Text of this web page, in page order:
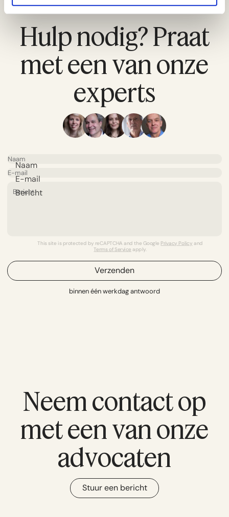
Hulp nodig? Praat
met een van onze
experts
Naam
E-mail
Bericht
This site is protected by reCAPTCHA and the Google Privacy Policy and
Terms of Service apply.
Verzenden
binnen één werkdag antwoord
Neem contact op
met een van onze
advocaten
Stuur een bericht